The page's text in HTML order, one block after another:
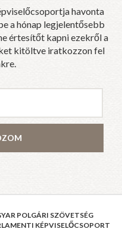
havonta
a hónap legjelentősebb
értesítőt kapni ezekről a
kitöltve iratkozzon fel
POLGÁRI SZÖVETSÉG
KÉPVISELŐCSOPORT